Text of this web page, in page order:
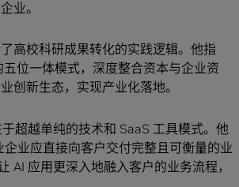
业。
高校科研成果转化的实践逻辑。他指
位一体模式，深度整合资本与企业资
创新生态，实现产业化落地。
超越单纯的技术和 SaaS 工具模式。他
业应直接向客户交付完整且可衡量的业
AI 应用更深入地融入客户的业务流程，